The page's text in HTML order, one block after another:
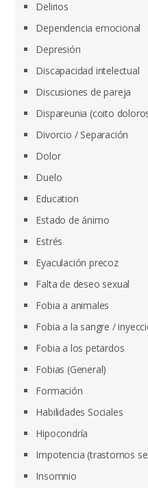
Delirios
Dependencia emocional
Depresión
Discapacidad intelectual
Discusiones de pareja
Dispareunia (coito
Divorcio / Separación
Dolor
Duelo
Education
Estado de ánimo
Estrés
Eyaculación precoz
Falta de deseo sexual
Fobia a animales
Fobia a la sangre /
Fobia a los petardos
Fobias (General)
Formación
Habilidades Sociales
Hipocondría
Impotencia (trastornos
Insomnio